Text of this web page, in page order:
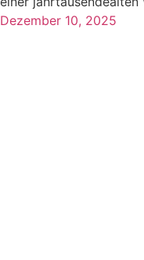
Dezember 10, 2025